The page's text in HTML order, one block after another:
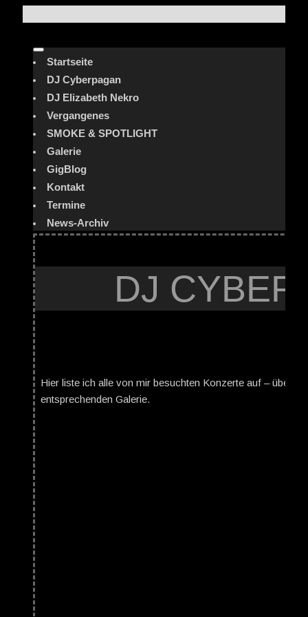
Startseite
DJ Cyberpagan
DJ Elizabeth Nekro
Vergangenes
SMOKE & SPOTLIGHT
Galerie
GigBlog
Kontakt
Termine
News-Archiv
DJ
Hier liste ich alle von mir besuchten Konzerte auf – über
entsprechenden Galerie.